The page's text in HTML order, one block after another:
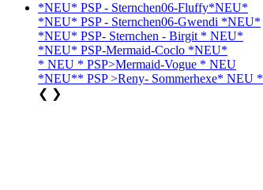
*NEU* PSP - Sternchen06-Fluffy*NEU*
*NEU* PSP - Sternchen06-Gwendi *NEU*
*NEU* PSP- Sternchen - Birgit * NEU*
*NEU* PSP-Mermaid-Coclo *NEU*
* NEU * PSP>Mermaid-Vogue * NEU
*NEU** PSP >Reny- Sommerhexe* NEU *
❮ ❯